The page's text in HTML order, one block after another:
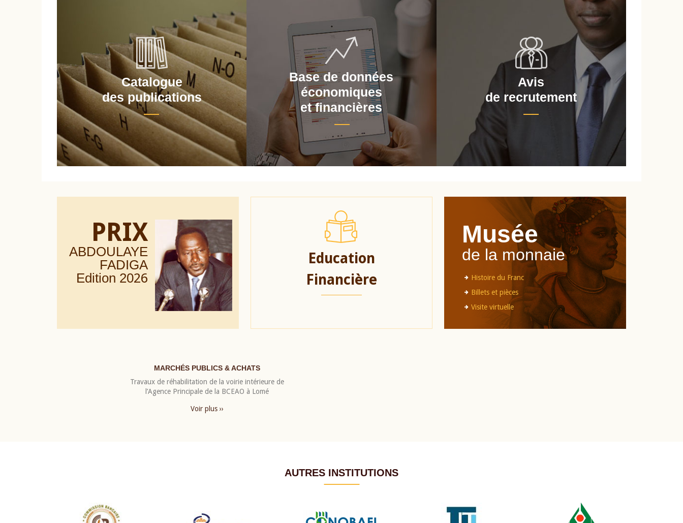
Catalogue
des publications
Base de données
économiques
et financières
Avis
de recrutement
PRIX
ABDOULAYE
FADIGA
Edition 2026
Education
Financière
Musée
de la monnaie
Histoire du Franc
Billets et pièces
Visite virtuelle
MARCHÉS PUBLICS & ACHATS
Travaux de réhabilitation de la voirie intérieure de
l’Agence Principale de la BCEAO à Lomé
Voir plus ››
AUTRES INSTITUTIONS